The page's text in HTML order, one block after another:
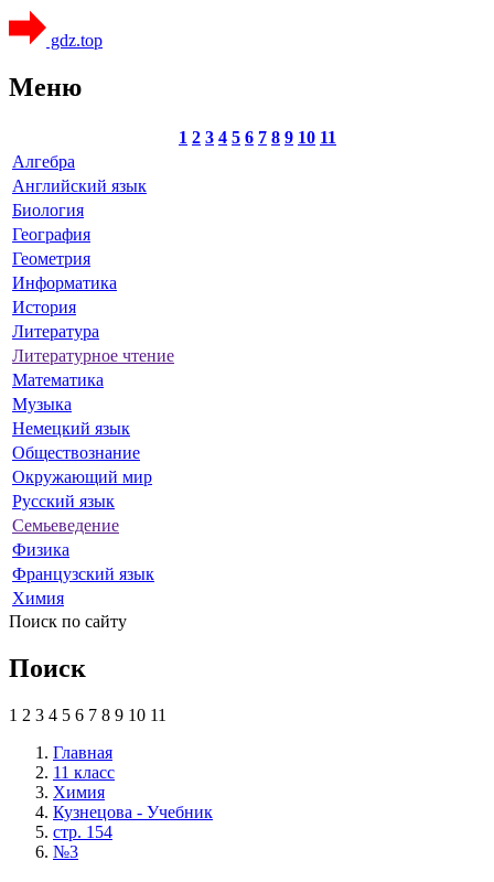
gdz.top
Меню
1 2 3 4 5 6 7 8 9 10 11
Алгебра
Английский язык
Биология
География
Геометрия
Информатика
История
Литература
Литературное чтение
Математика
Музыка
Немецкий язык
Обществознание
Окружающий мир
Русский язык
Семьеведение
Физика
Французский язык
Химия
Поиск по сайту
Поиск
1 2 3 4 5 6 7 8 9 10 11
Главная
11 класс
Химия
Кузнецова - Учебник
стр. 154
№3